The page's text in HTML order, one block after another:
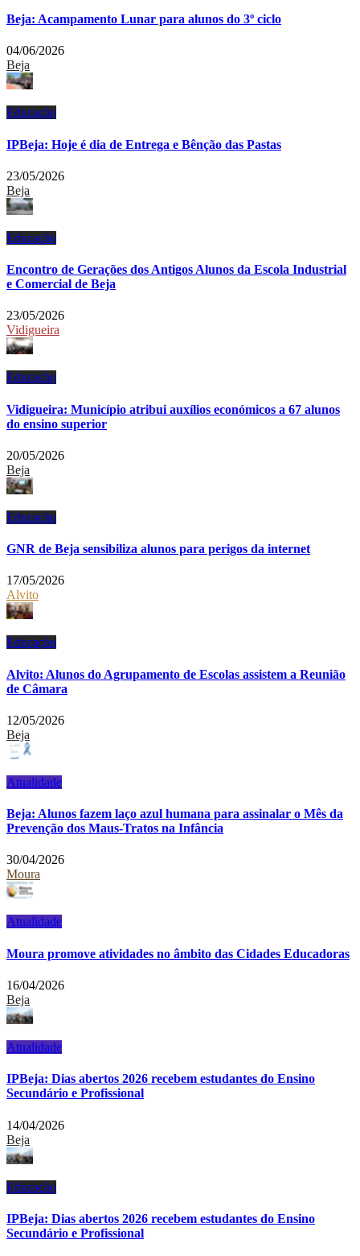
Beja: Acampamento Lunar para alunos do 3º ciclo
04/06/2026
Beja
Educação
IPBeja: Hoje é dia de Entrega e Bênção das Pastas
23/05/2026
Beja
Educação
Encontro de Gerações dos Antigos Alunos da Escola Industrial
e Comercial de Beja
23/05/2026
Vidigueira
Educação
Vidigueira: Município atribui auxílios económicos a 67 alunos
do ensino superior
20/05/2026
Beja
Educação
GNR de Beja sensibiliza alunos para perigos da internet
17/05/2026
Alvito
Educação
Alvito: Alunos do Agrupamento de Escolas assistem a Reunião
de Câmara
12/05/2026
Beja
Atualidade
Beja: Alunos fazem laço azul humana para assinalar o Mês da
Prevenção dos Maus-Tratos na Infância
30/04/2026
Moura
Atualidade
Moura promove atividades no âmbito das Cidades Educadoras
16/04/2026
Beja
Atualidade
IPBeja: Dias abertos 2026 recebem estudantes do Ensino
Secundário e Profissional
14/04/2026
Beja
Educação
IPBeja: Dias abertos 2026 recebem estudantes do Ensino
Secundário e Profissional